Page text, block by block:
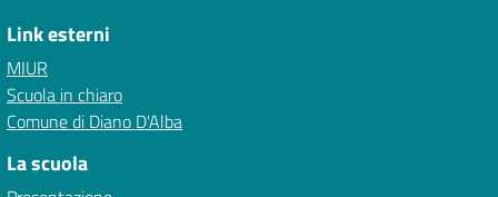
Link esterni
MIUR
Scuola in chiaro
Comune di Diano D'Alba
La scuola